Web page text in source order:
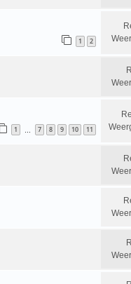
1 2
1 7 8 9 10 11